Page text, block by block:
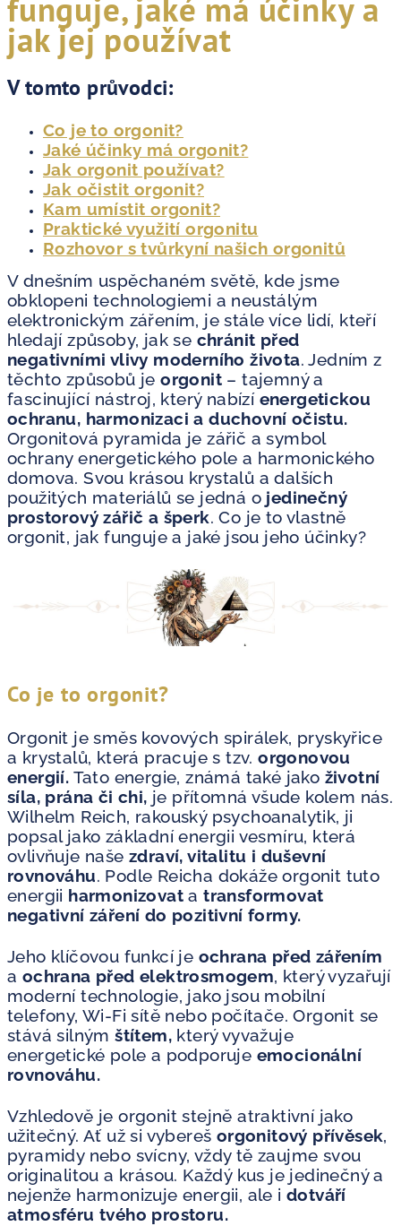
funguje, jaké má účinky a
jak jej používat
V tomto průvodci:
Co je to orgonit?
Jaké účinky má orgonit?
Jak orgonit používat?
Jak očistit orgonit?
Kam umístit orgonit?
Praktické využití orgonitu
Rozhovor s tvůrkyní našich orgonitů
V dnešním uspěchaném světě, kde jsme
obklopeni technologiemi a neustálým
elektronickým zářením, je stále více lidí, kteří
hledají způsoby, jak se chránit před
negativními vlivy moderního života. Jedním z
těchto způsobů jeorgonit – tajemný a
fascinující nástroj, který nabízí energetickou
ochranu, harmonizaci a duchovní očistu.
Orgonitová pyramida je zářič a symbol
ochrany energetického pole a harmonického
domova. Svou krásou krystalů a dalších
použitých materiálů se jedná o jedinečný
prostorový zářič a šperk. Co je to vlastně
orgonit, jak funguje a jaké jsou jeho účinky?
Co je to orgonit?
Orgonit je směs kovových spirálek, pryskyřice
a krystalů, která pracuje s tzv.orgonovou
energií. Tato energie, známá také jako životní
síla, prána či chi, je přítomná všude kolem nás.
Wilhelm Reich, rakouský psychoanalytik, ji
popsal jako základní energii vesmíru, která
ovlivňuje naše zdraví, vitalitu i duševní
rovnováhu. Podle Reicha dokáže orgonit tuto
energii harmonizovat atransformovat
negativní záření do pozitivní formy.
Jeho klíčovou funkcí je ochrana před zářením
a ochrana před elektrosmogem, který vyzařují
moderní technologie, jako jsou mobilní
telefony, Wi-Fi sítě nebo počítače. Orgonit se
stává silnýmštítem, který vyvažuje
energetické pole a podporuje emocionální
rovnováhu.
Vzhledově je orgonit stejně atraktivní jako
užitečný. Ať už si vybereš orgonitový přívěsek,
pyramidy nebo svícny, vždy tě zaujme svou
originalitou a krásou. Každý kus je jedinečný a
nejenže harmonizuje energii, ale i dotváří
atmosféru tvého prostoru.